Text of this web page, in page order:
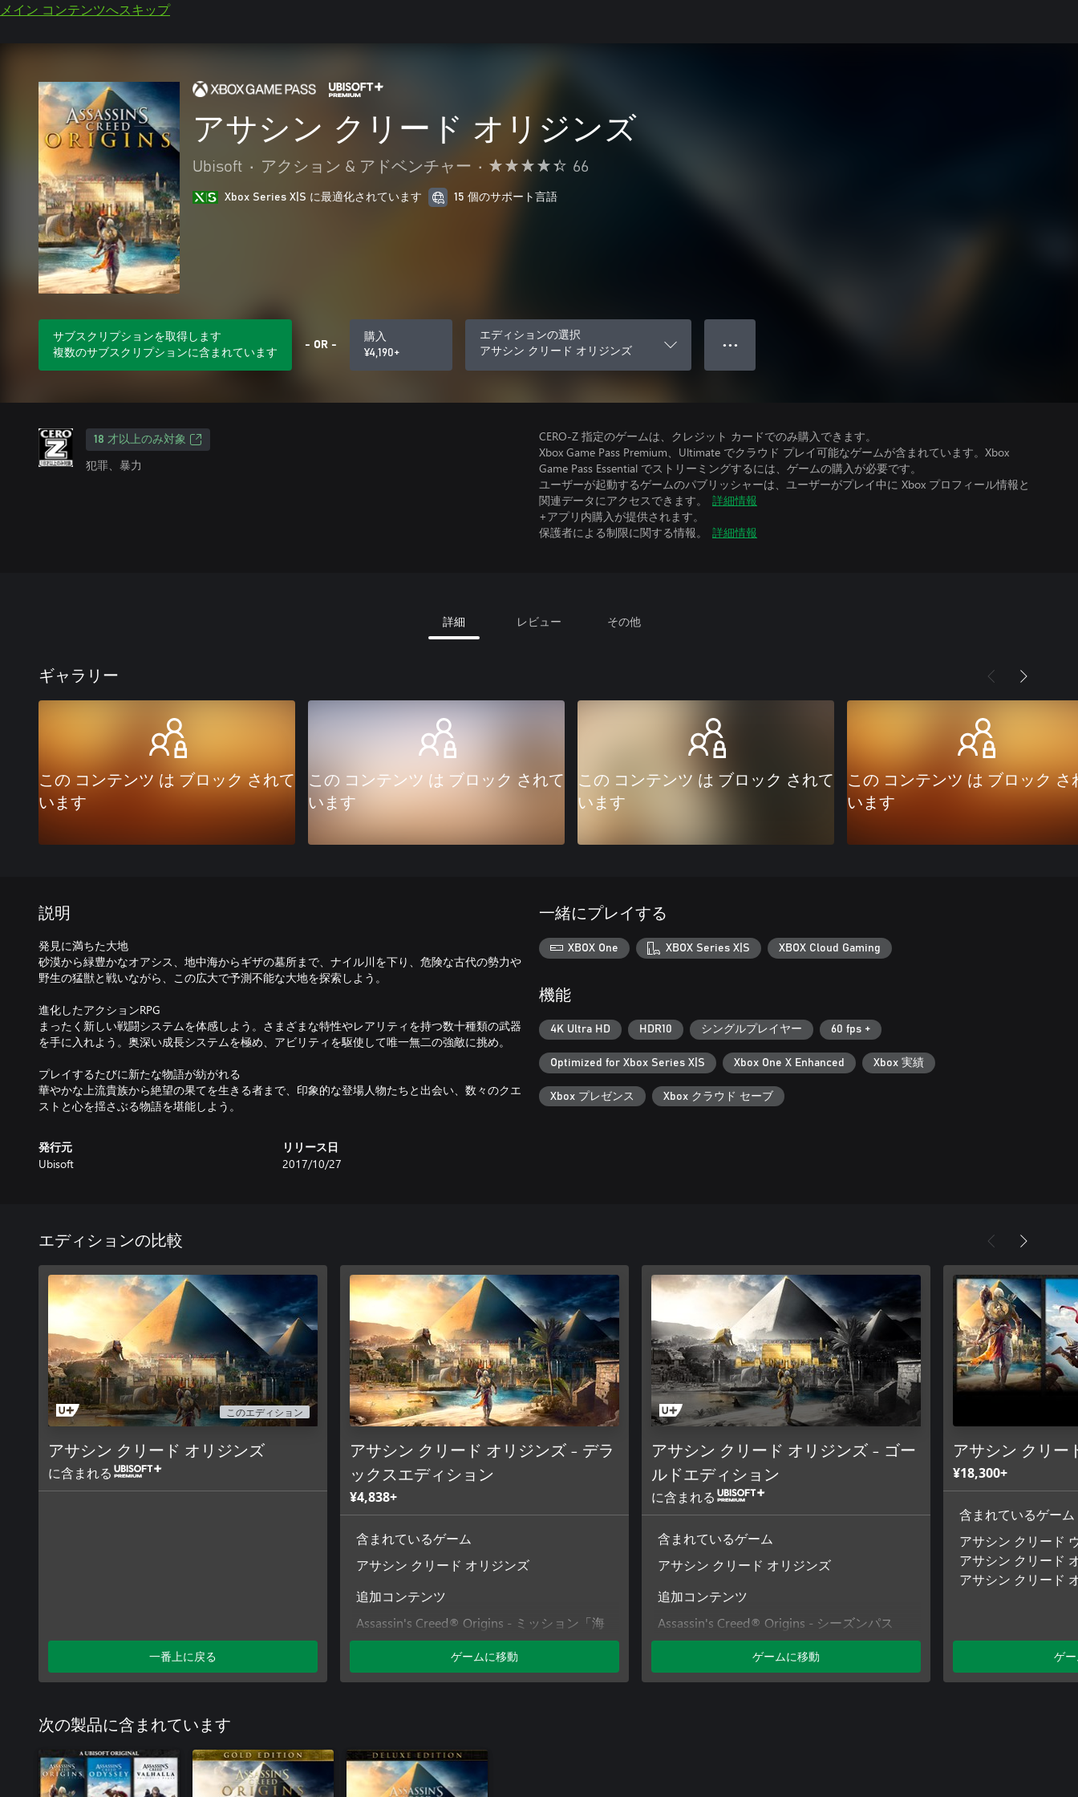
メイン コンテンツへスキップ
アサシン クリード オリジンズ
Ubisoft • アクション & アドベンチャー • 66
Xbox Series X|S に最適化されています 15 個のサポート言語
サブスクリプションを取得します
複数のサブスクリプションに含まれています
- OR -
購入
¥4,190+
エディションの選択
アサシン クリード オリジンズ
● ● ●
18 才以上のみ対象
犯罪、暴力
CERO-Z 指定のゲームは、クレジット カードでのみ購入できます。
Xbox Game Pass Premium、Ultimate でクラウド プレイ可能なゲームが含まれています。Xbox
Game Pass Essential でストリーミングするには、ゲームの購入が必要です。
ユーザーが起動するゲームのパブリッシャーは、ユーザーがプレイ中に Xbox プロフィール情報と
関連データにアクセスできます。
詳細情報
+アプリ内購入が提供されます。
保護者による制限に関する情報。
詳細情報
詳細 レビュー その他
ギャラリー
この コンテンツ は ブロック されて
います
この コンテンツ は ブロック されて
います
この コンテンツ は ブロック されて
います
この コンテンツ は ブロック さ
います
説明
発見に満ちた大地
砂漠から緑豊かなオアシス、地中海からギザの墓所まで、ナイル川を下り、危険な古代の勢力や
野生の猛獣と戦いながら、この広大で予測不能な大地を探索しよう。
進化したアクションRPG
まったく新しい戦闘システムを体感しよう。さまざまな特性やレアリティを持つ数十種類の武器
を手に入れよう。奥深い成長システムを極め、アビリティを駆使して唯一無二の強敵に挑め。
プレイするたびに新たな物語が紡がれる
華やかな上流貴族から絶望の果てを生きる者まで、印象的な登場人物たちと出会い、数々のクエ
ストと心を揺さぶる物語を堪能しよう。
発行元
Ubisoft
リリース日
2017/10/27
一緒にプレイする
XBOX One XBOX Series X|S XBOX Cloud Gaming
機能
4K Ultra HD HDR10 シングルプレイヤー 60 fps +
Optimized for Xbox Series X|S Xbox One X Enhanced Xbox 実績
Xbox プレゼンス Xbox クラウド セーブ
エディションの比較
このエディション
アサシン クリード オリジンズ
に含まれる
一番上に戻る
アサシン クリード オリジンズ - デラ
ックスエディション
¥4,838+
含まれているゲーム
アサシン クリード オリジンズ
追加コンテンツ
Assassin's Creed® Origins - ミッション「海
の急襲」
Assassin's Creed® Origins – アビリティポイ
ントパック
ク
ゲームに移動
アサシン クリード オリジンズ - ゴー
ルドエディション
に含まれる
含まれているゲーム
アサシン クリード オリジンズ
追加コンテンツ
Assassin's Creed® Origins - シーズンパス
Assassin's Creed® Origins - ミッション「海
アサシン クリード オリジンズ - ファラオの
ゲームに移動
アサシン クリー
¥18,300+
含まれているゲーム
アサシン クリード
アサシン クリード
アサシン クリード
ゲ
次の製品に含まれています